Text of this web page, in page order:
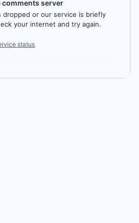
comments server
dropped or our service is briefly
your internet and try again.
status